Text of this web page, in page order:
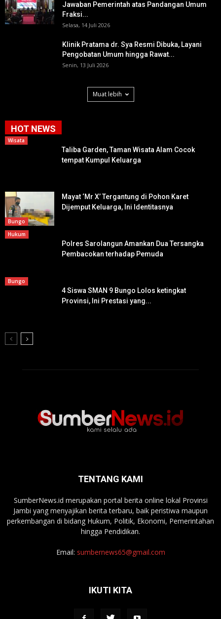
Jawaban Pemerintah atas Pandangan Umum
Fraksi...
Selasa, 14 Juli 2026
Klinik Pratama dr. Sya Resmi Dibuka, Layani
Pengobatan Umum hingga Rawat...
Senin, 13 Juli 2026
Muat lebih
HOT NEWS
Wisata
Taliba Garden, Taman Wisata Alam Cocok
tempat Kumpul Keluarga
Bungo
Mayat ‘Mr X’ Tergantung di Pohon Karet
Dijemput Keluarga, Ini Identitasnya
Hukum
Polres Sarolangun Amankan Dua Tersangka
Pembacokan terhadap Pemuda
Bungo
4 Siswa SMAN 9 Bungo Lolos ketingkat
Provinsi, Ini Prestasi yang...
TENTANG KAMI
SumberNews.id merupakan portal berita online lokal Provinsi
Jambi yang menyajikan berita terbaru, baik peristiwa maupun
perkembangan di bidang Hukum, Politik, Ekonomi, Pemerintahan
hingga Pendidikan.
Email: sumbernews65@gmail.com
IKUTI KITA